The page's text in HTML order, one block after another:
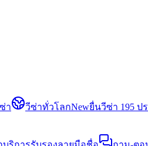
า วีซ่าทั่วโลกNewยื่นวีซ่า 195 ป